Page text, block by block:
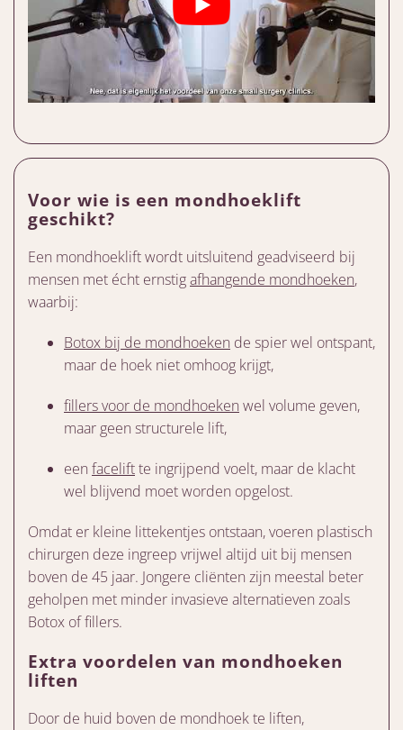
Voor wie is een mondhoeklift
geschikt?
Een mondhoeklift wordt uitsluitend geadviseerd bij
mensen met écht ernstigafhangende mondhoeken,
waarbij:
Botox bij de mondhoeken de spier wel ontspant,
maar de hoek niet omhoog krijgt,
fillers voor de mondhoeken wel volume geven,
maar geen structurele lift,
een faceliftte ingrijpend voelt, maar de klacht
wel blijvend moet worden opgelost.
Omdat er kleine littekentjes ontstaan, voeren plastisch
chirurgen deze ingreep vrijwel altijd uit bij mensen
boven de 45 jaar. Jongere cliënten zijn meestal beter
geholpen met minder invasieve alternatieven zoals
Botox of fillers.
Extra voordelen van mondhoeken
liften
Door de huid boven de mondhoek te liften,